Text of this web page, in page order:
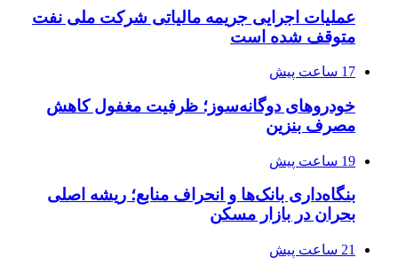
عملیات اجرایی جریمه مالیاتی شرکت ملی نفت
متوقف شده است
17 ساعت پیش
خودروهای دوگانه‌سوز؛ ظرفیت مغفول کاهش
مصرف بنزین
19 ساعت پیش
بنگاه‌داری بانک‌ها و انحراف منابع؛ ریشه اصلی
بحران در بازار مسکن
21 ساعت پیش